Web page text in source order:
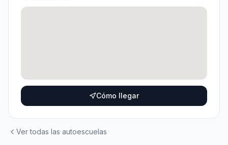
Cómo llegar
Ver todas las autoescuelas